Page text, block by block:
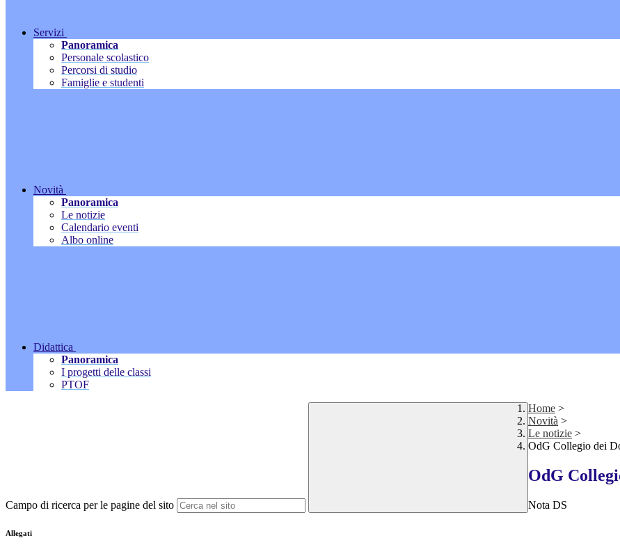
Servizi
Panoramica
Personale scolastico
Percorsi di studio
Famiglie e studenti
Novità
Panoramica
Le notizie
Calendario eventi
Albo online
Didattica
Panoramica
I progetti delle classi
PTOF
Campo di ricerca per le pagine del sito
Home >
Novità >
Le notizie >
OdG Collegio dei
OdG
Nota DS
Allegati